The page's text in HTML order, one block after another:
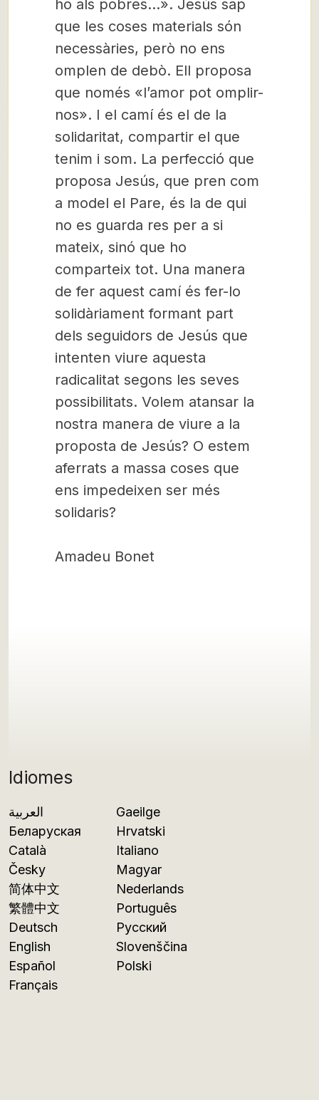
Idiomes
العربية
Беларуская
Català
Česky
简体中文
繁體中文
Deutsch
English
Español
Français
Gaeilge
Hrvatski
Italiano
Magyar
Nederlands
Português
Русский
Slovenščina
Polski
ho als pobres…». Jesús sap
que les coses materials són
necessàries, però no ens
omplen de debò. Ell proposa
que només «l’amor pot omplir-
nos». I el camí és el de la
solidaritat, compartir el que
tenim i som. La perfecció que
proposa Jesús, que pren com
a model el Pare, és la de qui
no es guarda res per a si
mateix, sinó que ho
comparteix tot. Una manera
de fer aquest camí és fer-lo
solidàriament formant part
dels seguidors de Jesús que
intenten viure aquesta
radicalitat segons les seves
possibilitats. Volem atansar la
nostra manera de viure a la
proposta de Jesús? O estem
aferrats a massa coses que
ens impedeixen ser més
solidaris?
Amadeu Bonet